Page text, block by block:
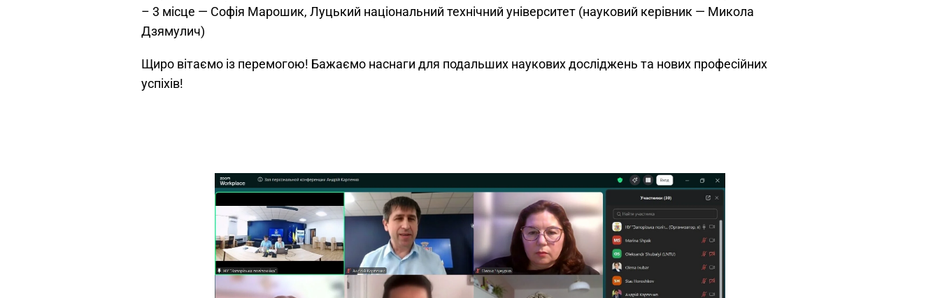
– 3 місце — Софія Марошик, Луцький національний технічний університет (науковий керівник — Микола
Дзямулич)
Щиро вітаємо із перемогою! Бажаємо наснаги для подальших наукових досліджень та нових професійних
успіхів!